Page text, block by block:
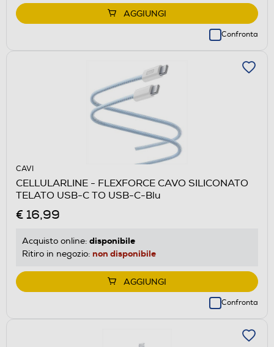
AGGIUNGI
Confronta
CAVI
CELLULARLINE - FLEXFORCE CAVO SILICONATO
TELATO USB-C TO USB-C-Blu
€ 16,99
Acquisto online: disponibile
Ritiro in negozio: non disponibile
AGGIUNGI
Confronta